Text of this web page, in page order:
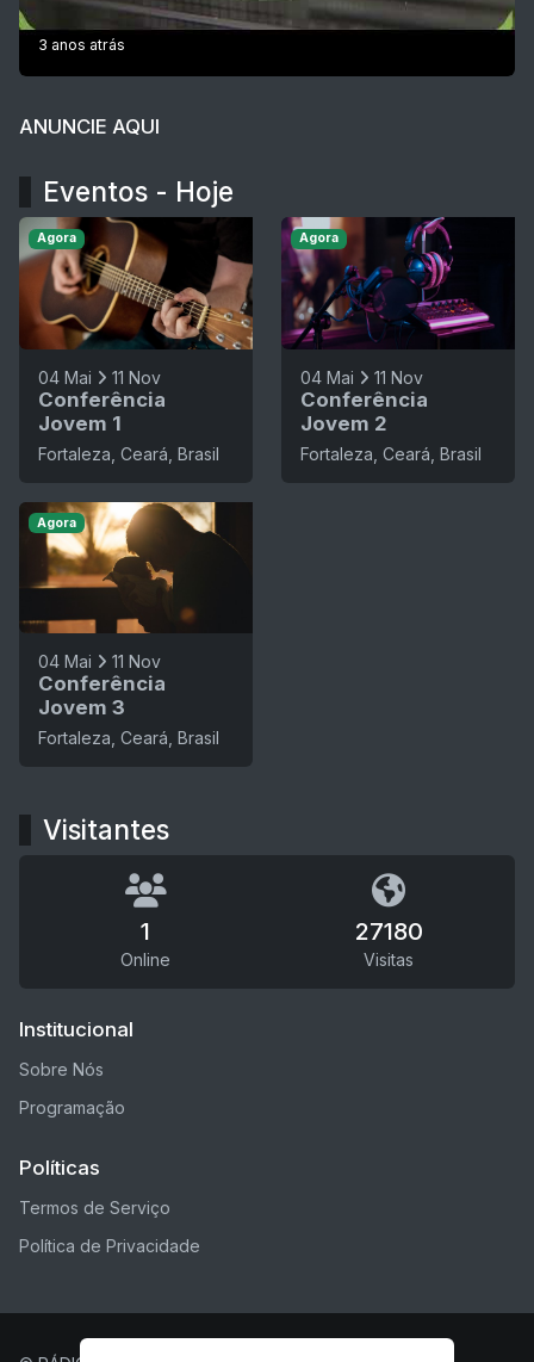
3 anos atrás
ANUNCIE AQUI
Eventos - Hoje
04 Mai 11 Nov
Conferência
Jovem 1
Fortaleza, Ceará, Brasil
Agora
04 Mai 11 Nov
Conferência
Jovem 2
Fortaleza, Ceará, Brasil
Agora
04 Mai 11 Nov
Conferência
Jovem 3
Fortaleza, Ceará, Brasil
Agora
Visitantes
1
Online
27180
Visitas
Institucional
Sobre Nós
Programação
Políticas
Termos de Serviço
Política de Privacidade